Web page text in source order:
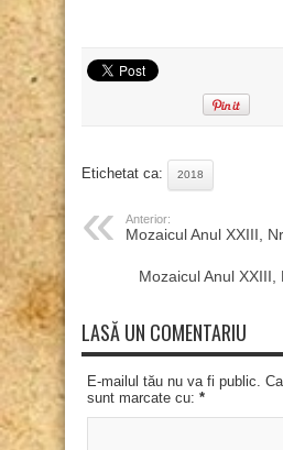
Etichetat ca: 2018
Anterior:
Mozaicul Anul XXIII,
Mozaicul Anul XXIII,
LASĂ UN COMENTARIU
E-mailul tău nu va fi public.
sunt marcate cu: *